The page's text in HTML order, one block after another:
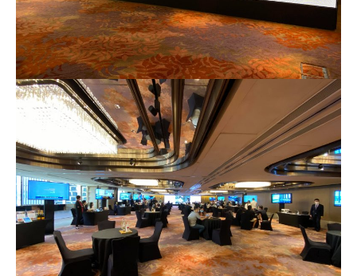
(=80,000里數) + HK$50簽賬回贈，獎賞由AE直接存
入。同埋88里賞金#(由里先生派出)。 現有美國運通基
本卡會員**：迎新高達76萬AE 積分(可換42,222里)+88里
賞金#(由里先生派出)迎新資格：現時持有或於申請日期
起計過去 12 個月內曾持有或取消任何由美國運通香港批
核的信用卡或簽賬卡（不包括美國運通白金卡/半島白金
卡）之基本卡會員。
A
E
白
金
卡
現有客戶迎新優惠詳情
合共所得
450 RC
（相等
於29,00
0里）
000 RC
（相等
於20,00
0里）
00 RC
（相等
於4,00
0里）
*持卡人需於發卡後60日內完成累積簽賬滿 HK$8,000要
不可獲享迎新：於合資格信用卡批核日起計之過去1
2個月內曾取消任何滙豐個人信用卡基本卡。 迎新條款：
滙豐迎新條款
✅ 優點
首年免年費
係Agoda book酒店同國泰買機票有優惠